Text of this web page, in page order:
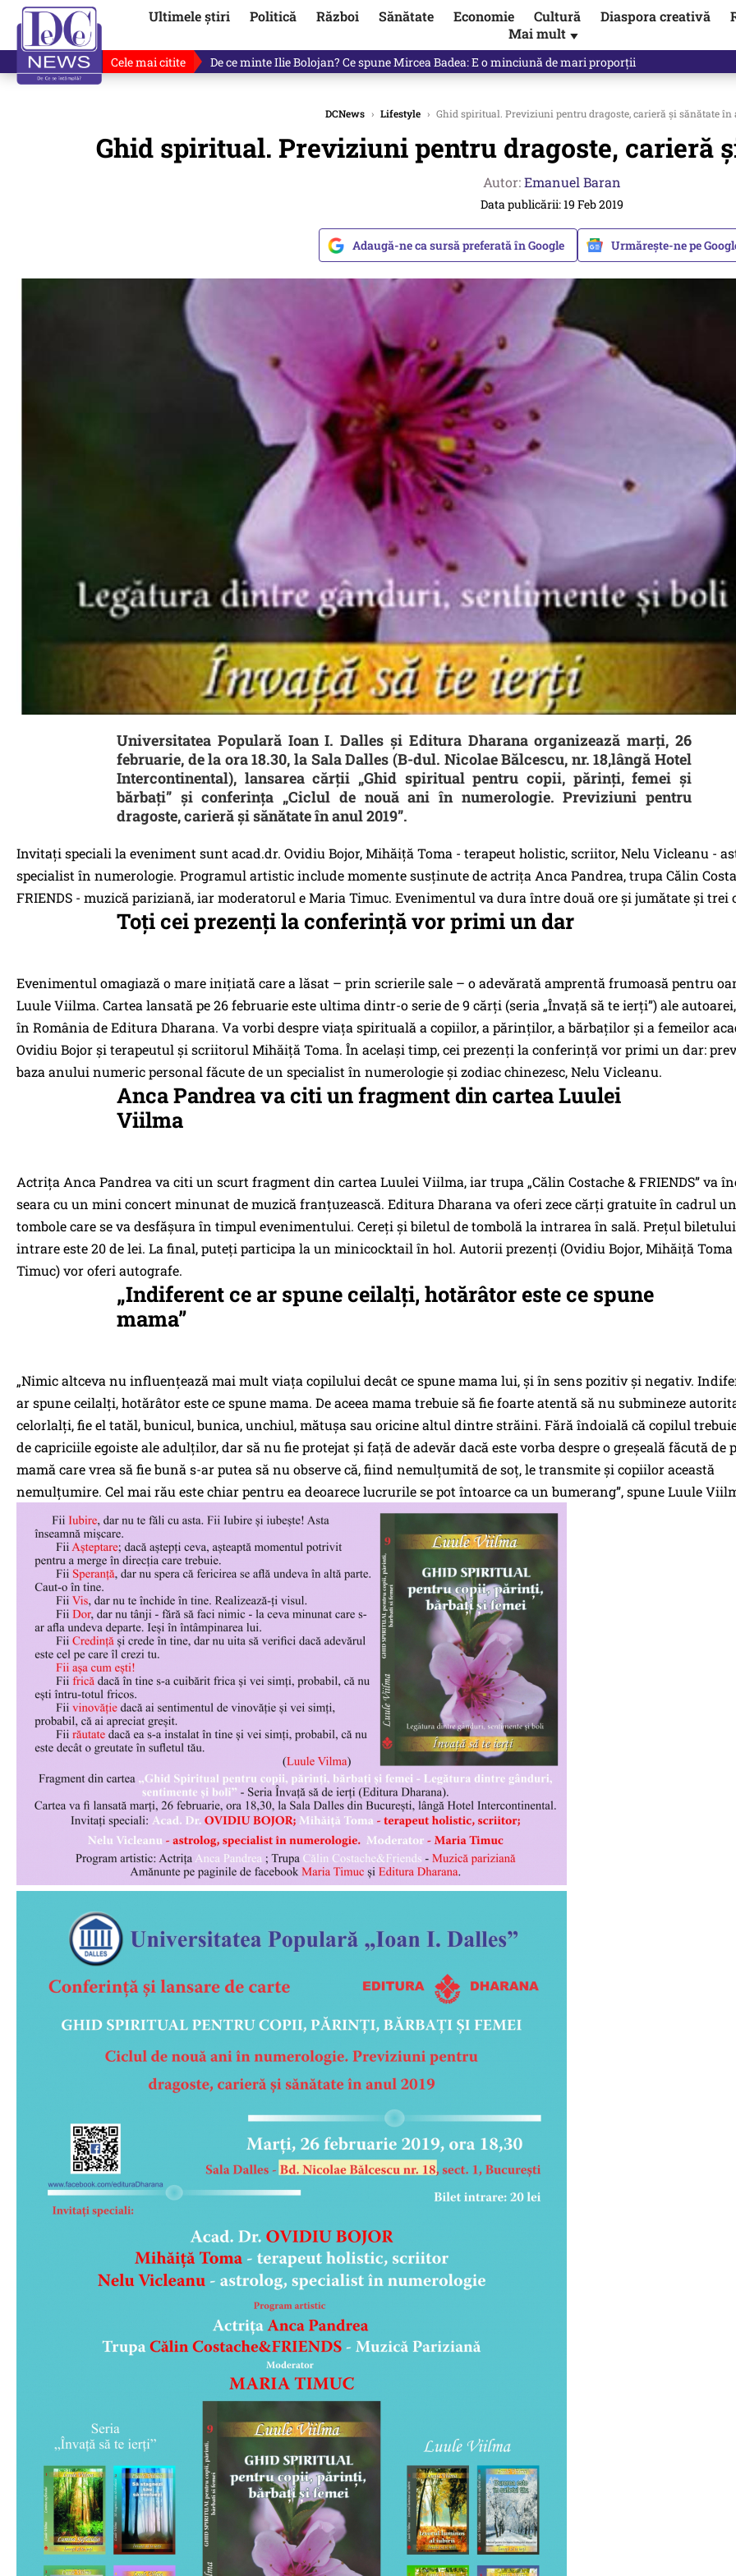
Ultimele știri Politică Război Sănătate Economie Cultură Diaspora creativă
Mai mult ▼
Cele mai citite Cu luni înainte de anunțul lui Ponta, Chirieac anticipa totul. Cine este acum în pericol / VIDEO
DCNews › Lifestyle › Ghid spiritual. Previziuni pentru dragoste, carieră și sănătate în
Ghid spiritual. Previziuni pentru dragoste, carieră
Autor:Emanuel Baran
Data publicării: 19 Feb 2019
Adaugă-ne ca sursă preferată în Google Urmărește-ne pe
Universitatea Populară Ioan I. Dalles și Editura Dharana organizează marți, 26
februarie, de la ora 18.30, la Sala Dalles (B-dul. Nicolae Bălcescu, nr. 18,lângă Hotel
Intercontinental), lansarea cărții „Ghid spiritual pentru copii, părinți, femei și
bărbați” și conferința „Ciclul de nouă ani în numerologie. Previziuni pentru
dragoste, carieră și sănătate în anul 2019”.
Invitați speciali la eveniment sunt acad.dr. Ovidiu Bojor, Mihăiță Toma - terapeut holistic, scriitor, Nelu Vicleanu -
specialist în numerologie. Programul artistic include momente susținute de actrița Anca Pandrea, trupa Călin
FRIENDS - muzică pariziană, iar moderatorul e Maria Timuc. Evenimentul va dura între două ore și jumătate și trei
Toți cei prezenți la conferință vor primi un dar
Evenimentul omagiază o mare inițiată care a lăsat – prin scrierile sale – o adevărată amprentă frumoasă pentru
Luule Viilma. Cartea lansată pe 26 februarie este ultima dintr-o serie de 9 cărți (seria „Învață să te ierți”) ale
în România de Editura Dharana. Va vorbi despre viața spirituală a copiilor, a părinților, a bărbaților și a femeilor
Ovidiu Bojor și terapeutul și scriitorul Mihăiță Toma. În același timp, cei prezenți la conferință vor primi un dar:
baza anului numeric personal făcute de un specialist în numerologie și zodiac chinezesc, Nelu Vicleanu.
Anca Pandrea va citi un fragment din cartea Luulei
Viilma
Actrița Anca Pandrea va citi un scurt fragment din cartea Luulei Viilma, iar trupa „Călin Costache & FRIENDS” va
seara cu un mini concert minunat de muzică franțuzească. Editura Dharana va oferi zece cărți gratuite în cadrul
tombole care se va desfășura în timpul evenimentului. Cereți și biletul de tombolă la intrarea în sală. Prețul
intrare este 20 de lei. La final, puteți participa la un minicocktail în hol. Autorii prezenți (Ovidiu Bojor, Mihăiță
Timuc) vor oferi autografe.
„Indiferent ce ar spune ceilalți, hotărâtor este ce spune
mama”
„Nimic altceva nu influențează mai mult viața copilului decât ce spune mama lui, și în sens pozitiv și negativ.
ar spune ceilalți, hotărâtor este ce spune mama. De aceea mama trebuie să fie foarte atentă să nu submineze
celorlalți, fie el tatăl, bunicul, bunica, unchiul, mătușa sau oricine altul dintre străini. Fără îndoială că copilul
de capriciile egoiste ale adulților, dar să nu fie protejat și față de adevăr dacă este vorba despre o greșeală făcută de
mamă care vrea să fie bună s-ar putea să nu observe că, fiind nemulțumită de soț, le transmite și copiilor această
nemulțumire. Cel mai rău este chiar pentru ea deoarece lucrurile se pot întoarce ca un bumerang”, spune Luule